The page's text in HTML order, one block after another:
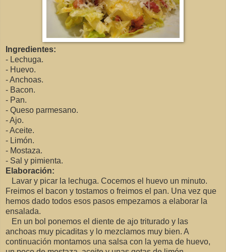
Ingredientes:
- Lechuga.
- Huevo.
- Anchoas.
- Bacon.
- Pan.
- Queso parmesano.
- Ajo.
- Aceite.
- Limón.
- Mostaza.
- Sal y pimienta.
Elaboración:
Lavar y picar la lechuga. Cocemos el huevo un minuto.
Freimos el bacon y tostamos o freimos el pan. Una vez que
hemos dado todos esos pasos empezamos a elaborar la
ensalada.
En un bol ponemos el diente de ajo triturado y las
anchoas muy picaditas y lo mezclamos muy bien. A
continuación montamos una salsa con la yema de huevo,